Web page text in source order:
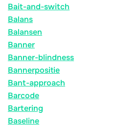
Bait-and-switch
Balans
Balansen
Banner
Banner-blindness
Bannerpositie
Bant-approach
Barcode
Bartering
Baseline